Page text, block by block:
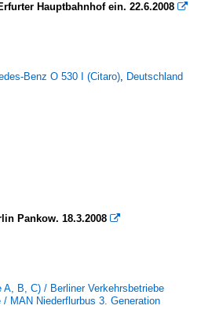
Hauptbahnhof ein. 22.6.2008 
Benz O 530 I (Citaro), Deutschland
Pankow. 18.3.2008 
B, C) / Berliner Verkehrsbetriebe
MAN Niederflurbus 3. Generation